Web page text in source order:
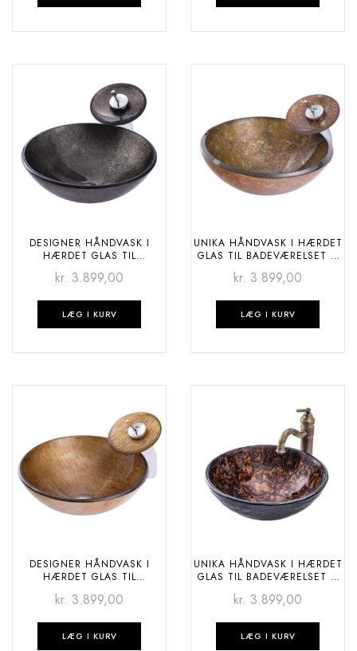
DESIGNER HÅNDVASK I
HÆRDET GLAS TIL
BADEVÆRELSET – SKY
STARS
kr. 3.899,00
LÆG I KURV
UNIKA HÅNDVASK I HÆRDET
GLAS TIL BADEVÆRELSET –
BROWN MARBLE
kr. 3.899,00
LÆG I KURV
DESIGNER HÅNDVASK I
HÆRDET GLAS TIL
kr. 3.899,00
LÆG I KURV
UNIKA HÅNDVASK I HÆRDET
GLAS TIL BADEVÆRELSET –
kr. 3.899,00
LÆG I KURV